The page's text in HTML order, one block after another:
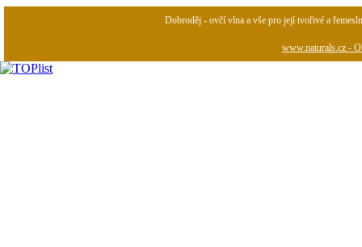
Dobroděj - ovčí vlna a vše pro její tvořivé a
www.naturals.cz -